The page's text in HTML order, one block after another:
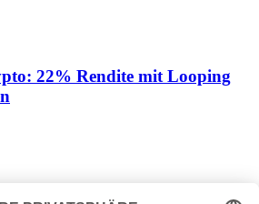
22% Rendite mit Looping
Führung: Neue Strategie